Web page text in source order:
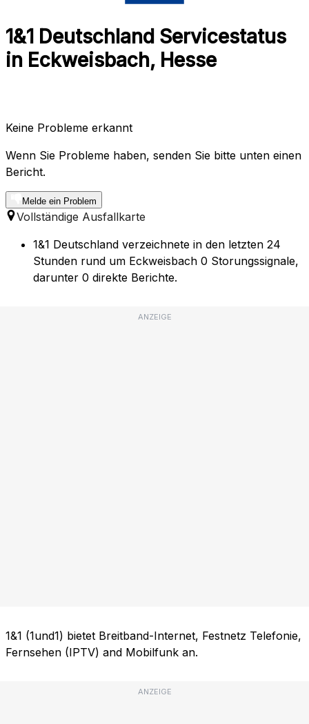
1&1 Deutschland Servicestatus
in Eckweisbach, Hesse
Keine Probleme erkannt
Wenn Sie Probleme haben, senden Sie bitte unten einen
Bericht.
Melde ein Problem
Vollständige Ausfallkarte
1&1 Deutschland verzeichnete in den letzten 24
Stunden rund um Eckweisbach 0 Storungssignale,
darunter 0 direkte Berichte.
ANZEIGE
1&1 (1und1) bietet Breitband-Internet, Festnetz Telefonie,
Fernsehen (IPTV) and Mobilfunk an.
ANZEIGE